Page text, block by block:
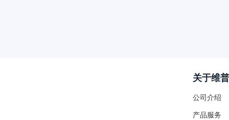
关于维普
公司介绍
产品服务